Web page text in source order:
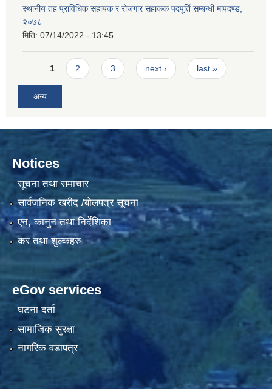
स्थानीय तह प्राविधिक सहायक र रोजगार सहाकक पदपूर्ति सम्बन्धी मापदण्ड,
२०७८
मिति: 07/14/2022 - 13:45
Pages
1 2 3 next › last »
अन्य
Notices
सूचना तथा समाचार
सार्वजनिक खरीद /बोलपत्र सूचना
एन, कानुन तथा निर्देशिका
कर तथा शुल्कहरु
eGov services
घटना दर्ता
सामाजिक सुरक्षा
नागरिक वडापत्र